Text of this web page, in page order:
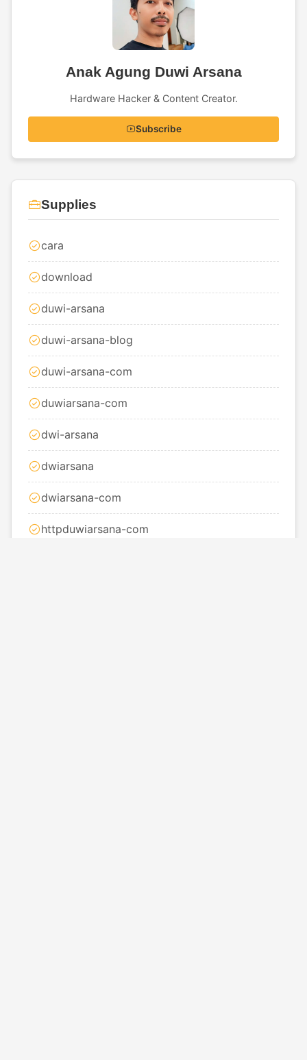
Anak Agung Duwi Arsana
Hardware Hacker & Content Creator.
Subscribe
Supplies
cara
download
duwi-arsana
duwi-arsana-blog
duwi-arsana-com
duwiarsana-com
dwi-arsana
dwiarsana
dwiarsana-com
httpduwiarsana-com